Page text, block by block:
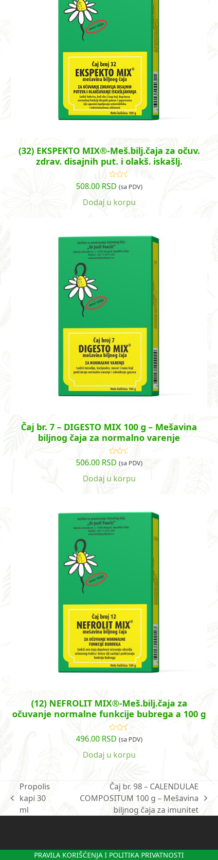
(32) EKSPEKTO MIX®-Meš.bilj.čaja za očuv.
zdrav. disajnih put. i olakš. iskašlj.
Ocenjeno
sa5.00od
508.00 RSD (sa PDV)
Dodaj u korpu
Čaj br. 7 – DIGESTO MIX 100 g – Mešavina
biljnog čaja za normalno varenje
Ocenjeno
sa4.92od
506.00 RSD (sa PDV)
Dodaj u korpu
(12) NEFROLIT MIX®-Meš.bilj.čaja za
očuvanje normalne funkcije bubrega a 100 g
Ocenjeno
sa4.64od
496.00 RSD (sa PDV)
Dodaj u korpu
previous
post:
Propolis
kapi 30
ml
post:
Čaj br. 98 – CALENDULAE
COMPOSITUM 100 g – Mešavina
biljnog čaja za imunitet
PRAVILA KORIŠĆENJA I POLITIKA PRIVATNOSTI